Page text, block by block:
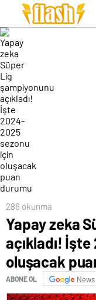
durumu
286 okunma
Yapay zeka
açıkladı!
oluşacak
ABONE OL News